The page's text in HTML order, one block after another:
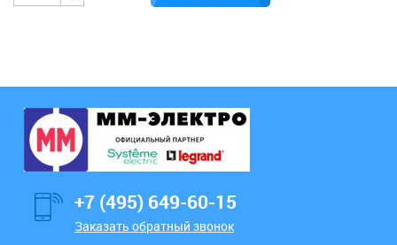
+7 (495) 649-60-15
Заказать обратный звонок